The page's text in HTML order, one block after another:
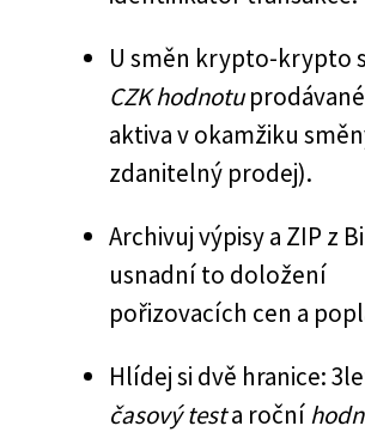
U směn krypto-krypto
CZK hodnotu
aktiva v okamžiku
zdanitelný prodej).
Archivuj výpisy a ZIP z
usnadní to doložení
pořizovacích cen a
Hlídej si dvě hranice:
časový testa roční